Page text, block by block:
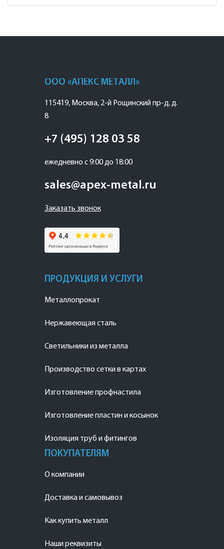
ООО «АПЕКС МЕТАЛЛ»
115419, Москва, 2-й Рощинский пр-д, д.
8
+7 (495) 128 03 58
ежедневно с 9:00 до 18:00
sales@apex-metal.ru
Заказать звонок
ПРОДУКЦИЯ И УСЛУГИ
Металлопрокат
Нержавеющая сталь
Светильники из металла
Производство сетки в картах
Изготовление профнастила
Изготовление пластин и косынок
Изоляция труб и фитингов
ПОКУПАТЕЛЯМ
О компании
Доставка и самовывоз
Как купить металл
Наши реквизиты